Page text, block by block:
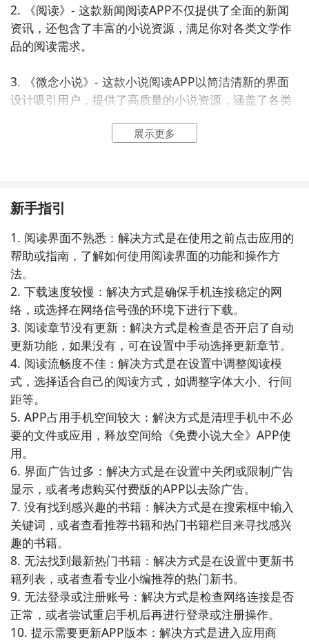
2. 《阅读》- 这款新闻阅读APP不仅提供了全面的新闻
资讯，还包含了丰富的小说资源，满足你对各类文学作
品的阅读需求。
3. 《微念小说》- 这款小说阅读APP以简洁清新的界面
设计吸引用户，提供了高质量的小说资源，涵盖了各类
源，内容涵盖了各类题材，让你在手机上随时随地享受
精彩的阅读体验。
6. 《阅读乐趣》- 这款新闻阅读APP不仅提供了全面的
新闻资讯，还拥有丰富的小说资源，让你可以一边获取
新闻动态，一边畅享小说的世界。
7. 《小说天堂》- 这款小说阅读APP提供了大量的小说
资源，包括经典名著、热门畅销书、网络小说等，满足
了用户对不同类型小说的阅读需求。
8. 《书海阅读》- 这款新闻阅读APP内置了丰富的小说
资源，涵盖了各类题材和风格，为你打造一个个性化的
阅读空间。
9. 《小说阅读宝》- 这款小说阅读APP提供了海量的小
说资源，包括经典小说、都市言情、武侠仙侠等各类题
材，让你尽情畅读。
10. 《阅读王》- 这款新闻阅读APP汇集了最新的新闻资
讯和大量的小说资源，为你带来丰富多元的阅读选择，
满足你的阅读需求。
展示更多
新手指引
1. 阅读界面不熟悉：解决方式是在使用之前点击应用的
帮助或指南，了解如何使用阅读界面的功能和操作方
法。
2. 下载速度较慢：解决方式是确保手机连接稳定的网
络，或选择在网络信号强的环境下进行下载。
3. 阅读章节没有更新：解决方式是检查是否开启了自动
更新功能，如果没有，可在设置中手动选择更新章节。
4. 阅读流畅度不佳：解决方式是在设置中调整阅读模
式，选择适合自己的阅读方式，如调整字体大小、行间
距等。
5. APP占用手机空间较大：解决方式是清理手机中不必
要的文件或应用，释放空间给《免费小说大全》APP使
用。
6. 界面广告过多：解决方式是在设置中关闭或限制广告
显示，或者考虑购买付费版的APP以去除广告。
7. 没有找到感兴趣的书籍：解决方式是在搜索框中输入
关键词，或者查看推荐书籍和热门书籍栏目来寻找感兴
趣的书籍。
8. 无法找到最新热门书籍：解决方式是在设置中更新书
籍列表，或者查看专业小编推荐的热门新书。
9. 无法登录或注册账号：解决方式是检查网络连接是否
正常，或者尝试重启手机后再进行登录或注册操作。
10. 提示需要更新APP版本：解决方式是进入应用商